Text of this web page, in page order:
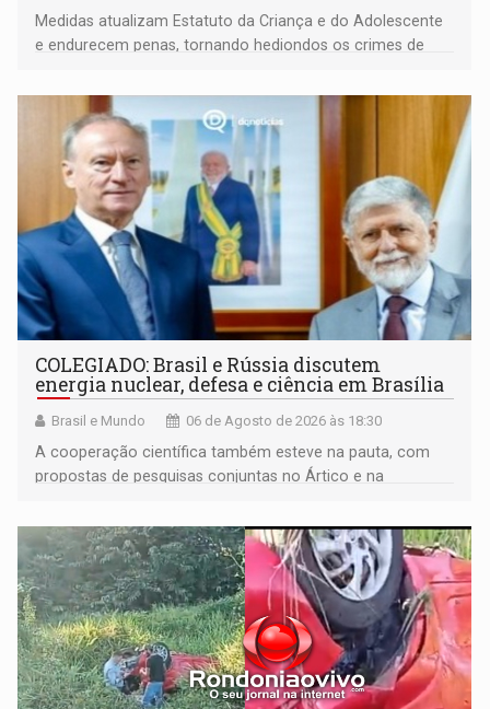
Medidas atualizam Estatuto da Criança e do Adolescente
e endurecem penas, tornando hediondos os crimes de
COLEGIADO: Brasil e Rússia discutem
energia nuclear, defesa e ciência em Brasília
Brasil e Mundo 06 de Agosto de 2026 às 18:30
A cooperação científica também esteve na pauta, com
propostas de pesquisas conjuntas no Ártico e na